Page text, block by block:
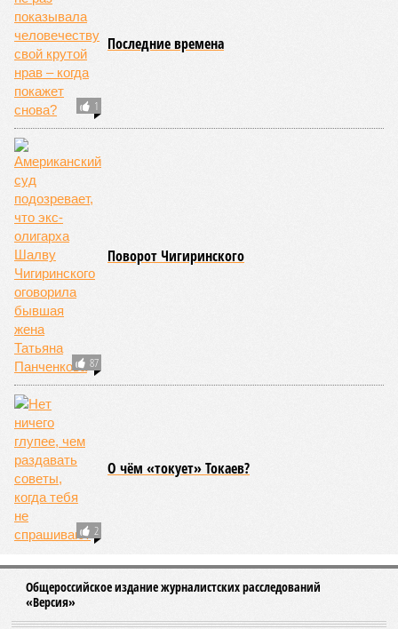
как и многие другие до поры спящие вулканические
районы.
Невидимый убийца
Упоминают эксперты и жару вкупе с засухой и
следующими отсюда лесными пожарами. Тут в группе
риска запад США, юг Европы, Австралия, Ближний Восток,
а также некоторые районы Бразилии и Африки к югу от
Сахары. Леса начинают гореть всё чаще и чаще,
достаточно посмотреть общемировую статистику; сотни
тысяч людей остаются без крова, десятки тысяч – гибнут.
Но проблема не только в этом. Проблема ещё и в том, что
огонь уничтожает лесную экосистему, сельское хозяйство
и кропотливо созданную человеком инфраструктуру.
Учитывая то, что пожары начинают становиться чуть ли не
ежегодной реальностью на фоне глобального потепления,
год за годом их будет всё больше, и здесь уже среди
прочего в большой опасности Европа. Небывалая жара,
зафиксированная в этом и прошлом годах в Италии и во
Франции, тому лучшее подтверждение.
Есть в перечне A-Z Animals и экзотика, впрочем, не менее
смертоносная. Это, в частности, «лимнические
извержения», о которых мало кто слышал. Речь идёт о
явлениях, когда большое количество углекислого газа
внезапно вырывается из глубин озёр, образуя невидимое
удушающее газовое облако, которое безжалостно убивает
людей и животных. Катастрофа на озере Ньос в Камеруне
в 1986 году остаётся одним из наиболее чудовищных
погибли из-за внезапного выброса CO₂, накрывшего
близлежащие деревни.
И здесь мы плавно подходим к тому, чем все эти